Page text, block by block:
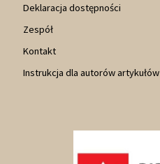
Deklaracja dostępności
Zespół
Kontakt
Instrukcja dla autorów artykułów